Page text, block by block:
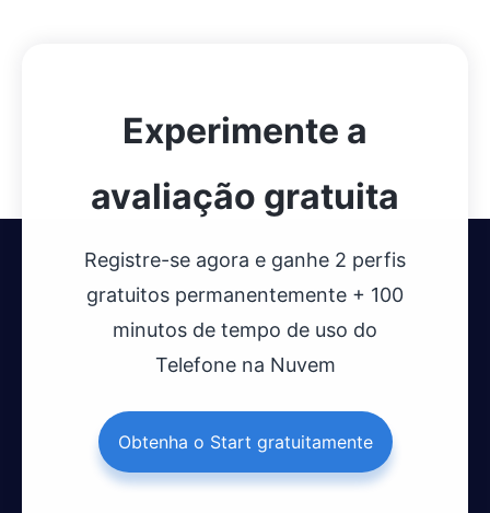
Experimente a
avaliação gratuita
Registre-se agora e ganhe 2 perfis
gratuitos permanentemente + 100
minutos de tempo de uso do
Telefone na Nuvem
Obtenha o Start gratuitamente